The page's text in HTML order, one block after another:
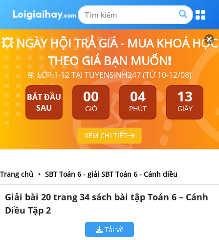
💥 NGÀY HỘI TRẢ GIÁ - MUA KHOÁ HỌC
THEO GIÁ BẠN MUỐN❗
🎯 LỚP 1-12 TẠI TUYENSINH247 (TỪ 10-12/08)
BẮT ĐẦU
SAU
00
GIỜ
04
PHÚT
13
GIÂY
XEM CHI TIẾT
Trang chủ SBT Toán 6 - giải SBT Toán 6 - Cánh diều
Giải bài 20 trang 34 sách bài tập Toán 6 – Cánh
Diều Tập 2
Tải về